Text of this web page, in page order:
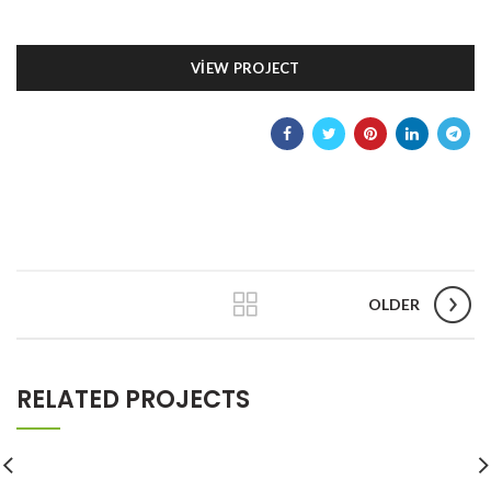
VIEW PROJECT
OLDER
RELATED PROJECTS